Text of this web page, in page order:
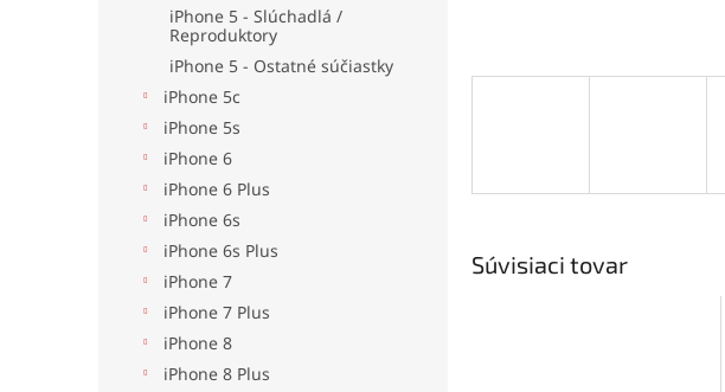
iPhone 5 - Slúchadlá /
Reproduktory
iPhone 5 - Ostatné súčiastky
iPhone 5c
iPhone 5s
iPhone 6
iPhone 6 Plus
iPhone 6s
iPhone 6s Plus
iPhone 7
iPhone 7 Plus
iPhone 8
iPhone 8 Plus
Súvisiaci tovar